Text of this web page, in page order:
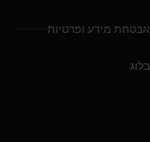
אבטחת מידע ופרטיות
בלוג